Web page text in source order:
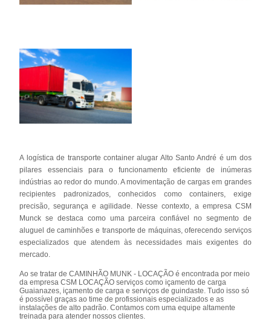
A logística de transporte container alugar Alto Santo André é um dos
pilares essenciais para o funcionamento eficiente de inúmeras
indústrias ao redor do mundo. A movimentação de cargas em grandes
recipientes padronizados, conhecidos como containers, exige
precisão, segurança e agilidade. Nesse contexto, a empresa CSM
Munck se destaca como uma parceira confiável no segmento de
aluguel de caminhões e transporte de máquinas, oferecendo serviços
especializados que atendem às necessidades mais exigentes do
mercado.
Ao se tratar de CAMINHÃO MUNK - LOCAÇÃO é encontrada por meio
da empresa CSM LOCAÇÃO serviços como içamento de carga
Guaianazes, içamento de carga e serviços de guindaste. Tudo isso só
é possível graças ao time de profissionais especializados e as
instalações de alto padrão. Contamos com uma equipe altamente
treinada para atender nossos clientes.